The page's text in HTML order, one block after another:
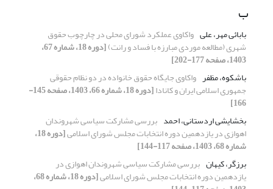
ب
بابائی مهر، علی واکاوی عملکرد شورای محلی در چارچوب حقوق
شهری (مطالعه موردی مبارزه با فساد و رانت) [دوره 18، شماره 67،
1403، صفحه 177-202]
باشکوه، مظفر واکاوی جایگاه حقوق خانواده در دو نظام حقوقی
جمهوری اسلامی ایران و کانادا [دوره 18، شماره 66، 1403، صفحه 145-
166]
بخشایشی اردستانی، احمد بررسی مشارکت سیاسی شهروندان
اهوازی در یازدهمین دوره انتخابات مجلس شورای اسلامی [دوره 18،
شماره 68، 1403، صفحه 117-144]
برزگر، کیهان بررسی مشارکت سیاسی شهروندان اهوازی در
یازدهمین دوره انتخابات مجلس شورای اسلامی [دوره 18، شماره 68،